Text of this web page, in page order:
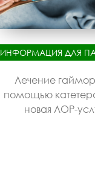
ИНФОРМАЦИЯ ДЛЯ
Лечение
помощью
новая ЛОР-